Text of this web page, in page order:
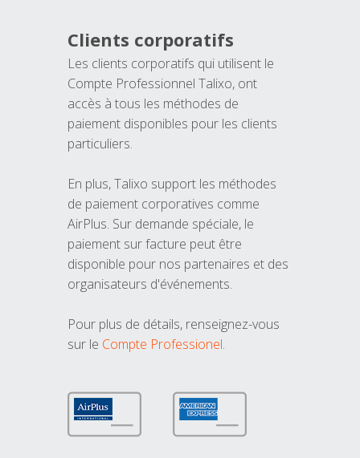
Clients corporatifs
Les clients corporatifs qui utilisent le
Compte Professionnel Talixo, ont
accès à tous les méthodes de
paiement disponibles pour les clients
particuliers.
En plus, Talixo support les méthodes
de paiement corporatives comme
AirPlus. Sur demande spéciale, le
paiement sur facture peut être
disponible pour nos partenaires et des
organisateurs d'événements.
Pour plus de détails, renseignez-vous
sur le Compte Professionel.